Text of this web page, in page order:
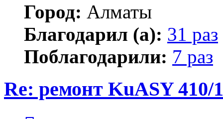
Город: Алматы
Благодарил (а): 31 раз
Поблагодарили: 7 раз
Re: ремонт KuASY 410/